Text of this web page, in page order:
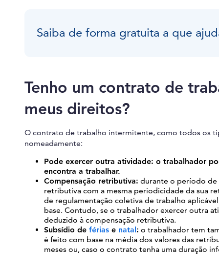
Saiba de forma gratuita a que
Tenho um contrato de
meus direitos?
O contrato de trabalho intermitente, como todos os
nomeadamente:
Pode exercer outra atividade: o trabalhador
encontra a trabalhar.
Compensação retributiva: durante o período de
retributiva com a mesma periodicidade da sua
de regulamentação coletiva de trabalho
base. Contudo, se o trabalhador exercer outra
deduzido à compensação retributiva.
Subsídio de férias e natal: o trabalhador tem
é feito com base na média dos valores das
meses ou, caso o contrato tenha uma duração